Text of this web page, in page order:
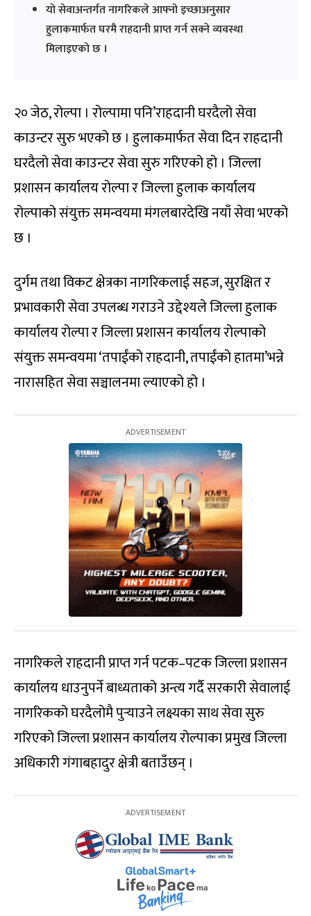
यो सेवाअन्तर्गत नागरिकले आफ्नो इच्छाअनुसार
हुलाकमार्फत घरमै राहदानी प्राप्त गर्न सक्ने व्यवस्था
मिलाइएको छ ।
२० जेठ, रोल्पा । रोल्पामा पनि’राहदानी घरदैलो सेवा
काउन्टर सुरु भएको छ । हुलाकमार्फत सेवा दिन राहदानी
घरदैलो सेवा काउन्टर सेवा सुरु गरिएको हो । जिल्ला
प्रशासन कार्यालय रोल्पा र जिल्ला हुलाक कार्यालय
रोल्पाको संयुक्त समन्वयमा मंगलबारदेखि नयाँ सेवा भएको
छ ।
दुर्गम तथा विकट क्षेत्रका नागरिकलाई सहज, सुरक्षित र
प्रभावकारी सेवा उपलब्ध गराउने उद्देश्यले जिल्ला हुलाक
कार्यालय रोल्पा र जिल्ला प्रशासन कार्यालय रोल्पाको
संयुक्त समन्वयमा ‘तपाईंको राहदानी, तपाईंको हातमा’भन्ने
नारासहित सेवा सञ्चालनमा ल्याएको हो ।
नागरिकले राहदानी प्राप्त गर्न पटक–पटक जिल्ला प्रशासन
कार्यालय धाउनुपर्ने बाध्यताको अन्त्य गर्दै सरकारी सेवालाई
नागरिकको घरदैलोमै पुर्‍याउने लक्ष्यका साथ सेवा सुरु
गरिएको जिल्ला प्रशासन कार्यालय रोल्पाका प्रमुख जिल्ला
अधिकारी गंगाबहादुर क्षेत्री बताउँछन् ।